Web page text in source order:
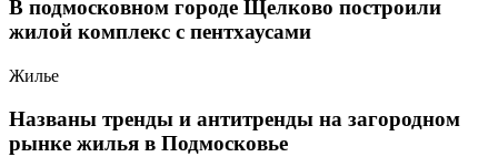
В подмосковном городе Щелково построили
жилой комплекс с пентхаусами
Жилье
Названы тренды и антитренды на загородном
рынке жилья в Подмосковье